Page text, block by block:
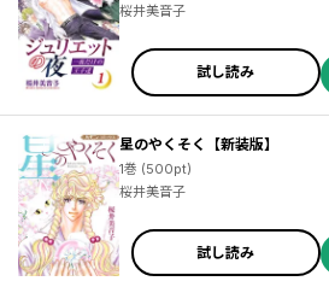
桜井美音子
試し読み
星のやくそく【新装版】
1巻 (500pt)
桜井美音子
試し読み